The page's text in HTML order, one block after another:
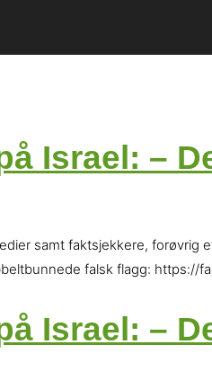
Israel: –
samt faktsjekkere,
falsk flagg: https://
Israel: –